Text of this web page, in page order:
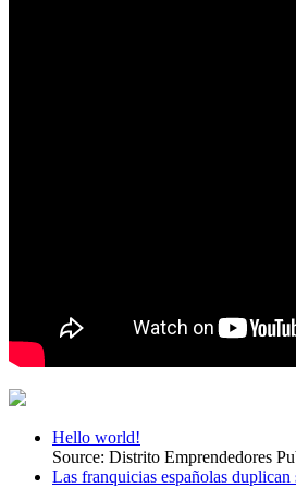
Hello world!
Source: Distrito Emprendedores
Las franquicias españolas